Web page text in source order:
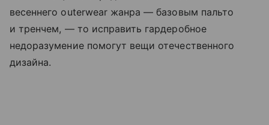
весеннего outerwear жанра — базовым пальто
и тренчем, — то исправить гардеробное
недоразумение помогут вещи отечественного
дизайна.